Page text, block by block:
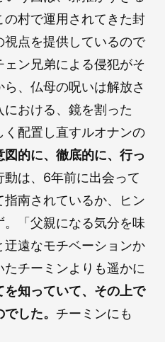
の村で運用されてきた封
点を提供しているので
ン兄弟による侵犯がそ
、仏母の呪いは解放さ
おける、鏡を割った
く配置し直すルオナンの
図的に、徹底的に、行っ
動は、6年前に出会って
南されているか、ヒン
。「父親になる気分を味
遠なモチベーションか
チーミンよりも遥かに
を知っていて、その上で
した。 チーミンにも